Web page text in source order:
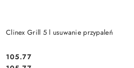
Clinex Grill 5 l usuwanie przypaleń
105.77